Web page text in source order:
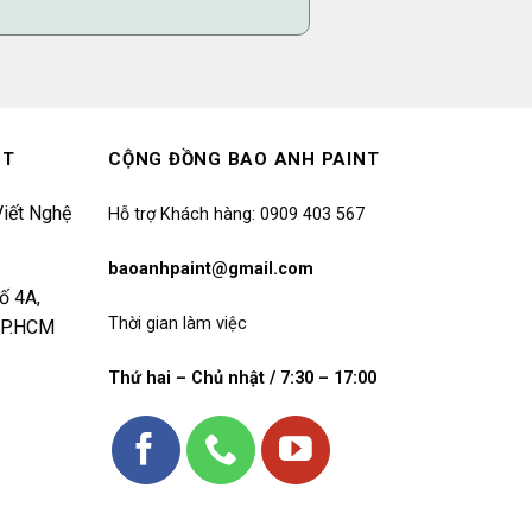
Nghệ
4A,
CỘNG ĐỒNG BAO ANH PAINT
Hỗ trợ Khách hàng: 0909 403 567
baoanhpaint@gmail.com
Thời gian làm việc
Thứ hai – Chủ nhật / 7:30 – 17:00